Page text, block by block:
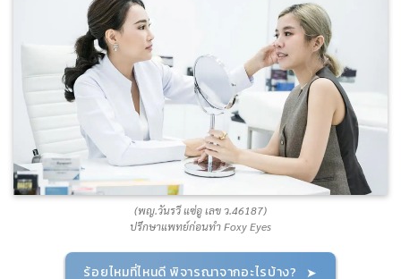
(พญ.วันรวี แซ่อู เลข ว.46187)
ปรึกษาแพทย์ก่อนทำ Foxy Eyes
ร้อยไหมที่ไหนดี พิจารณาจากอะไรบ้าง?